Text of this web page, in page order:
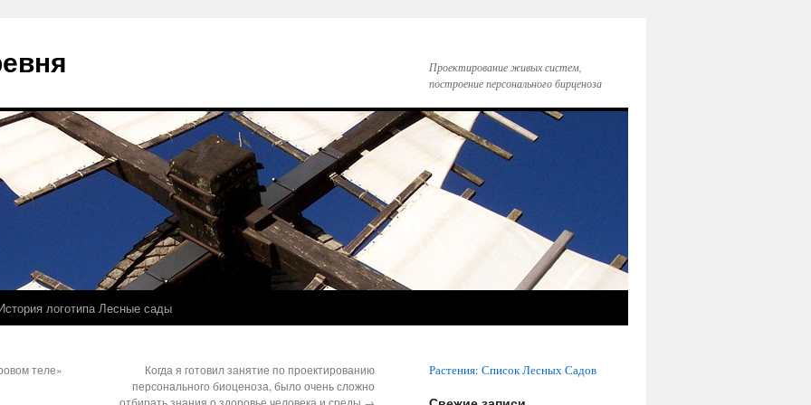
Проектирование живых систем,
построение персонального бирценоза
логотипа Лесные сады
теле»
Когда я готовил занятие по проектированию
персонального биоценоза, было очень сложно
отбирать знания о здоровье человека и среды →
Растения: Список Лесных Садов